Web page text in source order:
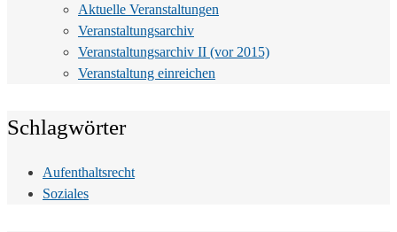
Aktuelle Veranstaltungen
Veranstaltungsarchiv
Veranstaltungsarchiv II (vor 2015)
Veranstaltung einreichen
Schlagwörter
Aufenthaltsrecht
Soziales